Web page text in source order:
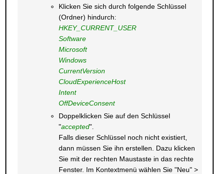
Klicken Sie sich durch folgende Schlüssel
(Ordner) hindurch:
HKEY_CURRENT_USER
Software
Microsoft
Windows
CurrentVersion
CloudExperienceHost
Intent
OffDeviceConsent
Doppelklicken Sie auf den Schlüssel
"accepted".
Falls dieser Schlüssel noch nicht existiert,
dann müssen Sie ihn erstellen. Dazu klicken
Sie mit der rechten Maustaste in das rechte
Fenster. Im Kontextmenü wählen Sie "Neu" >